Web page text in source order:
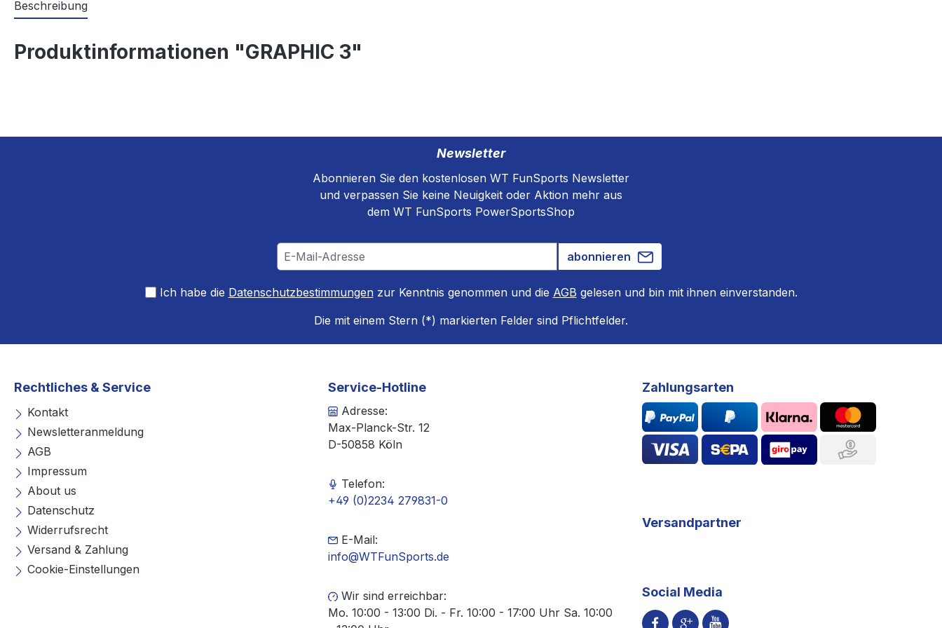
Beschreibung
Produktinformationen "GRAPHIC 3"
Newsletter
Abonnieren Sie den kostenlosen WT FunSports Newsletter
und verpassen Sie keine Neuigkeit oder Aktion mehr aus
dem WT FunSports PowerSportsShop
abonnieren
Ich habe die Datenschutzbestimmungenzur Kenntnis genommen und die AGB gelesen und bin mit ihnen einverstanden.
Die mit einem Stern (*) markierten Felder sind Pflichtfelder.
Rechtliches & Service
Kontakt
Newsletteranmeldung
AGB
Impressum
About us
Datenschutz
Widerrufsrecht
Versand & Zahlung
Cookie-Einstellungen
Service-Hotline
Adresse:
Max-Planck-Str. 12
D-50858 Köln
Telefon:
+49 (0)2234 279831-0
E-Mail:
info@WTFunSports.de
Wir sind erreichbar:
Mo. 10:00 - 13:00 Di. - Fr. 10:00 - 17:00 Uhr Sa. 10:00
Zahlungsarten
Versandpartner
Social Media